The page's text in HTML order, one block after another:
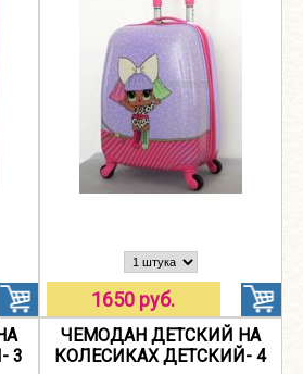
1650 руб.
3
ЧЕМОДАН ДЕТСКИЙ НА
КОЛЕСИКАХ ДЕТСКИЙ- 4